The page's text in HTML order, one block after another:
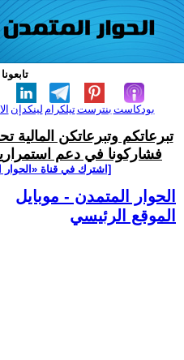
لينكدإن تيلكرامبنترست بودكاست
تبرعاتكم وتبرعاتكن المالية
فشاركونا في دعم
[اشترك في قناة ‫«الحوار
الحوار المتمدن - موبايل
الموقع الرئيسي